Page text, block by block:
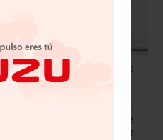
nuevo Director de
se convertirá en Director de
con efecto desde el 1 de
en el cargo a Peter